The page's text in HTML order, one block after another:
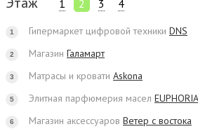
1 2 3 4
1 Гипермаркет цифровой техники DNS
2 Магазин Галамарт
3 Матрасы и кровати Askona
5 Элитная парфюмерия масел EUPHORIA
6 Магазин аксессуаров Ветер с востока